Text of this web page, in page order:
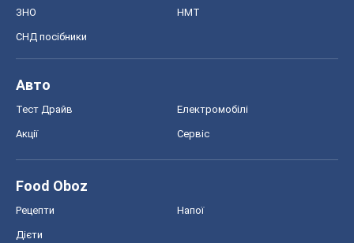
ЗНО НМТ
СНД посібники
Авто
Тест Драйв Електромобілі
Акції Сервіс
Food Oboz
Рецепти Напої
Дієти